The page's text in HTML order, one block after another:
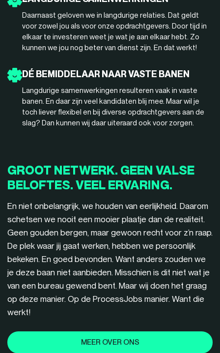
Daarnaast geloven we in langdurige relaties. Dat geldt
voor zowel jou als voor onze opdrachtgevers. Door tijd in
elkaar te investeren weet je wat je aan elkaar hebt. Zo
kunnen we jou nog beter van dienst zijn. En dat werkt!
DÉ BEMIDDELAAR NAAR VASTE BANEN
Langdurige samenwerkingen resulteren vaak in vaste
banen. En daar zijn veel kandidaten blij mee. Maar wil je
toch liever flexibel en bij diverse opdrachtgevers aan de
slag? Dan kunnen wij daar uiteraard ook voor zorgen.
GROOT NETWERK. GEEN VALSE
BELOFTES. VEEL ERVARING.
En niet onbelangrijk, we houden van eerlijkheid. Daarom
schetsen we nooit een mooier plaatje dan de realiteit.
Geen gouden bergen, maar gewoon recht voor z’n raap.
De plek waar jij gaat werken, hebben we persoonlijk
bekeken. En goed bevonden. Want anders zouden we
je deze baan niet aanbieden. Misschien is dit niet wat je
van een bureau gewend bent. Maar wij doen het graag
op deze manier. Op de ProcessJobs manier. Want die
werkt!
MEER OVER ONS